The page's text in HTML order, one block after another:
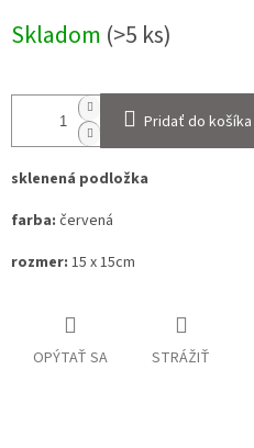
cena:
Skladom (>5 ks)
Pridať do košíka
sklenená podložka
farba: červená
rozmer: 15 x 15cm
OPÝTAŤ SA STRÁŽIŤ